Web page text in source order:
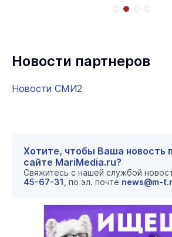
Новости партнеров
Новости СМИ2
Хотите, чтобы Ваша новость
сайте MariMedia.ru?
Свяжитесь с нашей службой
45-67-31 , по эл. почте news@m-